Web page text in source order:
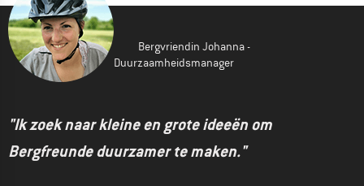
Bergvriendin Johanna -
Duurzaamheidsmanager
"Ik zoek naar kleine en grote ideeën om
Bergfreunde duurzamer te maken."